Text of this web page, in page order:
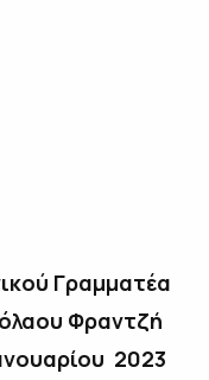
Γραμματέα
Φραντζή
2023